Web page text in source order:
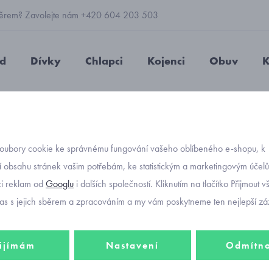
Zavolejte nám +420 604 203 503
Dívky Chlapci Kojenci Obuv
Objednávací kód:
448
cookie ke správnému fungování vašeho oblíbeného e-shopu, k
obsahu stránek vašim potřebám, ke statistickým a marketingovým
reklam odGooglu i dalších společností. Kliknutím na tlačítko Přijmout
s jejich sběrem a zpracováním a my vám poskytneme ten nejlepší
Nastavení